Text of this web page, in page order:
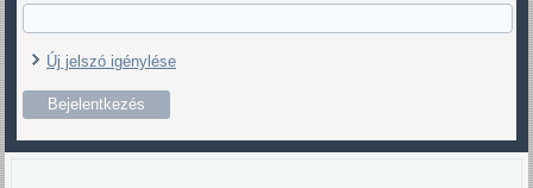
Új jelszó igénylése